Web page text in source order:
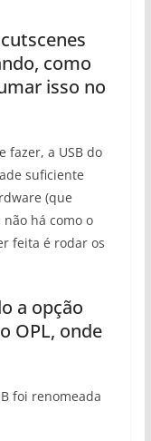
como
isso no
fazer, a USB do
suficiente
(que
há como o
feita é rodar os
a opção
OPL, onde
foi renomeada